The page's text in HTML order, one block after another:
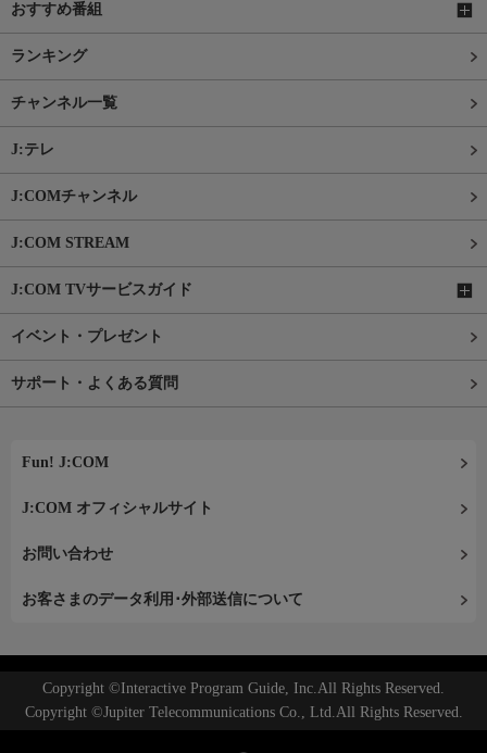
おすすめ番組
ランキング
チャンネル一覧
J:テレ
J:COMチャンネル
J:COM STREAM
J:COM TVサービスガイド
イベント・プレゼント
サポート・よくある質問
Fun! J:COM
J:COM オフィシャルサイト
お問い合わせ
お客さまのデータ利用･外部送信について
Copyright ©Interactive Program Guide, Inc.All Rights Reserved.
Copyright ©Jupiter Telecommunications Co., Ltd.All Rights Reserved.